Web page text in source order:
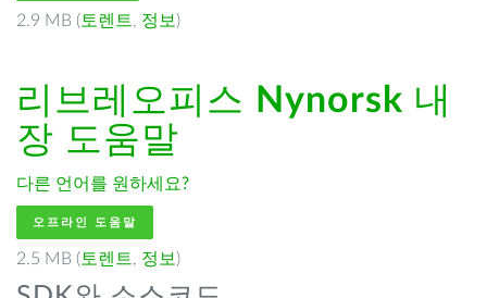
2.9 MB ( 토렌트, 정보 )
리브레오피스 Nynorsk 내
장 도움말
다른 언어를 원하세요?
오프라인 도움말
2.5 MB ( 토렌트, 정보 )